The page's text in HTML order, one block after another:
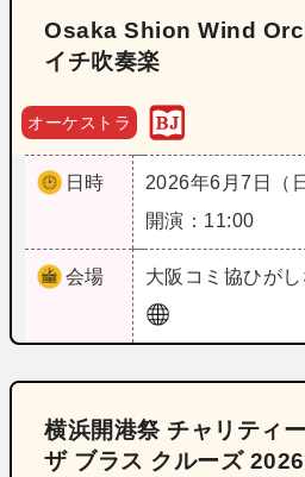
Osaka Shion Wind
イチ吹奏楽
オーケストラ
日時
2026年6月7日（
開演：11:00
会場 大阪 コミ協ひが
横浜開港祭 チャリティ
ザ ブラス クルーズ 2026